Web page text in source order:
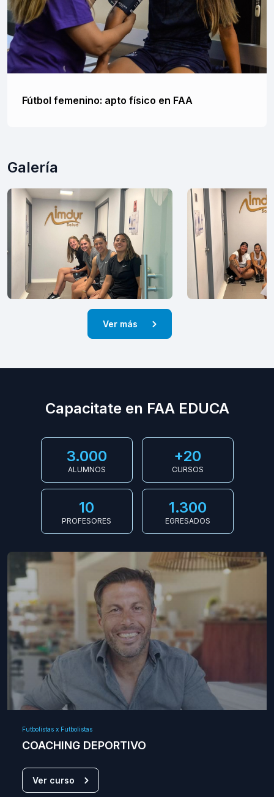
Fútbol femenino: apto físico en FAA
Galería
Ver más
Capacitate en FAA EDUCA
3.000
ALUMNOS
+20
CURSOS
10
PROFESORES
1.300
EGRESADOS
Futbolistas x Futbolistas
COACHING DEPORTIVO
Ver curso